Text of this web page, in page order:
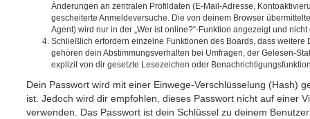
Änderungen an zentralen Profildaten (E-Mail-Adresse,
gescheiterte Anmeldeversuche. Die von deinem Browser
Agent) wird nur in der „Wer ist online?“-Funktion angezeigt und
Schließlich erfordern einzelne Funktionen des Boards, dass weitere
gehören dein Abstimmungsverhalten bei Umfragen, der Gelesen-
explizit von dir gesetzte Lesezeichen oder
Dein Passwort wird mit einer Einwege-Verschlüsselung (Hash)
ist. Jedoch wird dir empfohlen, dieses Passwort nicht auf einer
verwenden. Das Passwort ist dein Schlüssel zu deinem